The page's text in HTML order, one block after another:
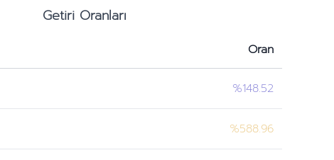
Getiri Oranları
Oran
%148.52
%588.96